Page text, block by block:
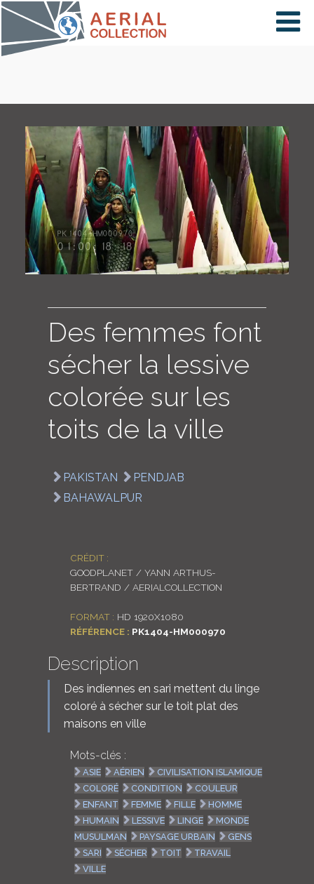
×
PAYS
CARTE
COLLECTIONS
LOGIN
ENGLISH
Des femmes font
sécher la lessive
colorée sur les
toits de la ville
PAKISTAN
PENDJAB
BAHAWALPUR
CRÉDIT :
GOODPLANET / YANN ARTHUS-
BERTRAND / AERIALCOLLECTION
FORMAT : HD 1920X1080
RÉFÉRENCE : PK1404-HM000970
Description
Des indiennes en sari mettent du linge
coloré à sécher sur le toit plat des
maisons en ville
Mots-clés :
ASIE AÉRIEN
CIVILISATION ISLAMIQUE
COLORÉ
CONDITION
COULEUR
ENFANT
FEMME FILLE
HOMME
HUMAIN
LESSIVE LINGE
MONDE
MUSULMAN
PAYSAGE URBAIN
GENS
SARI
SÉCHER TOIT
TRAVAIL
VILLE